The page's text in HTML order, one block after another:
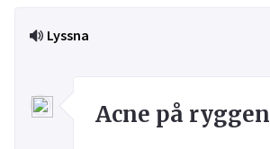
Lyssna
Acne på ryggen